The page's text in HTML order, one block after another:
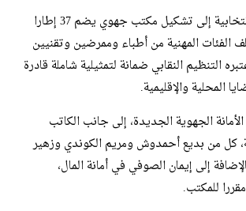
​وخلصت العملية الانتخابية إلى تشكيل مكتب جهوي يضم 37 إطارا
الفئات المهنية من أطباء وممرضين وتقنيين
التنظيم النقابي ضمانة لتمثيلية شاملة قادرة
المحلية والإقليمية.
الجهوية الجديدة، إلى جانب الكاتب
كل من بديع أحمدوش ومريم الكوندي وزهير
إلى إيمان الصوفي في أمانة المال،
للمكتب.